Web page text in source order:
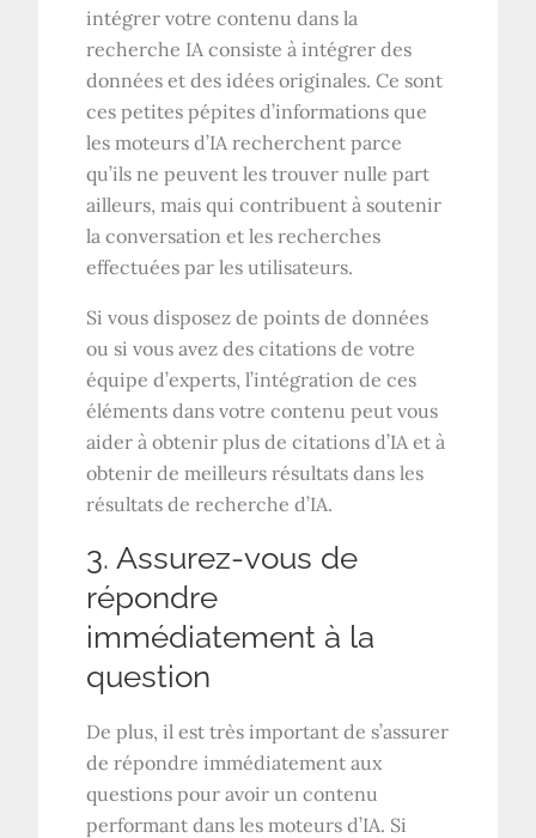
intégrer votre contenu dans la
recherche IA consiste à intégrer des
données et des idées originales. Ce sont
ces petites pépites d’informations que
les moteurs d’IA recherchent parce
qu’ils ne peuvent les trouver nulle part
ailleurs, mais qui contribuent à soutenir
la conversation et les recherches
effectuées par les utilisateurs.
Si vous disposez de points de données
ou si vous avez des citations de votre
équipe d’experts, l’intégration de ces
éléments dans votre contenu peut vous
aider à obtenir plus de citations d’IA et à
obtenir de meilleurs résultats dans les
résultats de recherche d’IA.
3. Assurez-vous de
répondre
immédiatement à la
question
De plus, il est très important de s’assurer
de répondre immédiatement aux
questions pour avoir un contenu
performant dans les moteurs d’IA. Si